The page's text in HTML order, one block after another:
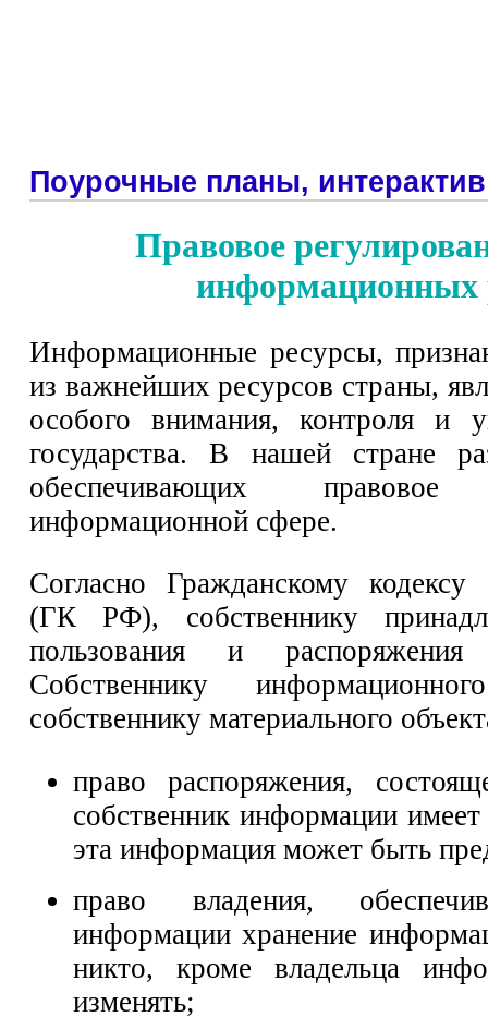
Поурочные планы, интерактив
Правовое
информационных
Информационные ресурсы,
из важнейших ресурсов страны,
особого внимания, контроля и
государства. В нашей стране
обеспечивающих
информационной сфере.
Согласно Гражданскому
(ГК РФ), собственнику
пользования и
Собственнику
собственнику материального
право распоряжения,
собственник информации
эта информация может быть
право владения,
информации хранение
никто, кроме владельца
изменять;